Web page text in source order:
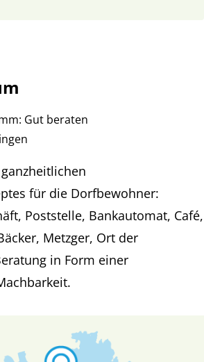
Gut beraten
für die Dorfbewohner:
Poststelle, Bankautomat, Café,
Metzger, Ort der
in Form einer